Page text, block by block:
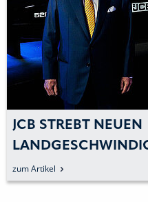
JCB STREBT NEUEN
zum Artikel